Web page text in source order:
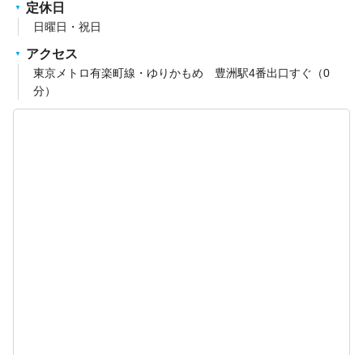
定休日
日曜日・祝日
アクセス
東京メトロ有楽町線・ゆりかもめ 豊洲駅4番出口すぐ（0
分）